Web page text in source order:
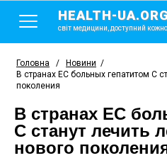
HEALTH-
світ медицини, доступний
Головна / Новини /
В странах ЕС больных гепатитом С
поколения
В странах ЕС
С станут лечить
нового